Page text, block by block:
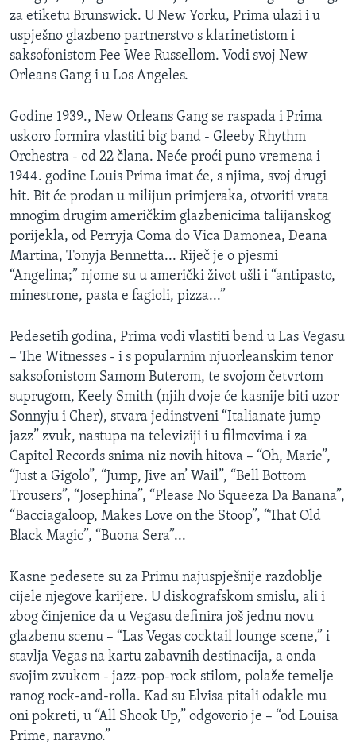
za etiketu Brunswick. U New Yorku, Prima ulazi i u
uspješno glazbeno partnerstvo s klarinetistom i
saksofonistom Pee Wee Russellom. Vodi svoj New
Orleans Gang i u Los Angeles.
Godine 1939., New Orleans Gang se raspada i Prima
uskoro formira vlastiti big band - Gleeby Rhythm
Orchestra - od 22 člana. Neće proći puno vremena i
1944. godine Louis Prima imat će, s njima, svoj drugi
hit. Bit će prodan u milijun primjeraka, otvoriti vrata
mnogim drugim američkim glazbenicima talijanskog
porijekla, od Perryja Coma do Vica Damonea, Deana
Martina, Tonyja Bennetta... Riječ je o pjesmi
“Angelina;” njome su u američki život ušli i “antipasto,
minestrone, pasta e fagioli, pizza...”
Pedesetih godina, Prima vodi vlastiti bend u Las Vegasu
– The Witnesses - i s popularnim njuorleanskim tenor
saksofonistom Samom Buterom, te svojom četvrtom
suprugom, Keely Smith (njih dvoje će kasnije biti uzor
Sonnyju i Cher), stvara jedinstveni “Italianate jump
jazz” zvuk, nastupa na televiziji i u filmovima i za
Capitol Records snima niz novih hitova – “Oh, Marie”,
“Just a Gigolo”, “Jump, Jive an’ Wail”, “Bell Bottom
Trousers”, “Josephina”, “Please No Squeeza Da Banana”,
“Bacciagaloop, Makes Love on the Stoop”, “That Old
Black Magic”, “Buona Sera”...
Kasne pedesete su za Primu najuspješnije razdoblje
cijele njegove karijere. U diskografskom smislu, ali i
zbog činjenice da u Vegasu definira još jednu novu
glazbenu scenu – “Las Vegas cocktail lounge scene,” i
stavlja Vegas na kartu zabavnih destinacija, a onda
svojim zvukom - jazz-pop-rock stilom, polaže temelje
ranog rock-and-rolla. Kad su Elvisa pitali odakle mu
oni pokreti, u “All Shook Up,” odgovorio je – “od Louisa
Prime, naravno.”